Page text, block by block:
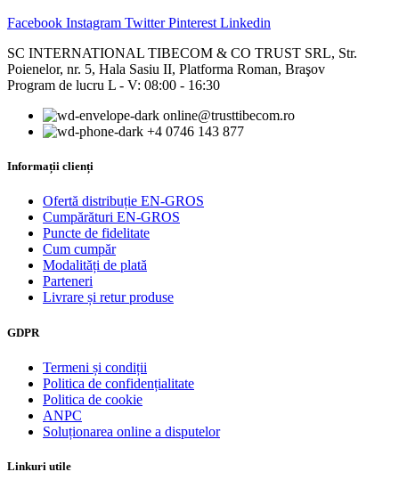
Facebook Instagram Twitter Pinterest Linkedin
SC INTERNATIONAL TIBECOM & CO TRUST SRL, Str.
Poienelor, nr. 5, Hala Sasiu II, Platforma Roman, Braşov
Program de lucru L - V: 08:00 - 16:30
online@trusttibecom.ro
+4 0746 143 877
Informații clienți
Ofertă distribuție EN-GROS
Cumpărături EN-GROS
Puncte de fidelitate
Cum cumpăr
Modalități de plată
Parteneri
Livrare și retur produse
GDPR
Termeni și condiții
Politica de confidențialitate
Politica de cookie
ANPC
Soluționarea online a disputelor
Linkuri utile